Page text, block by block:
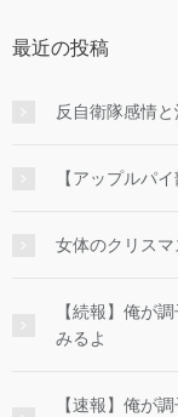
最近の投稿
反自衛隊感情
【アップルパ
女体のクリスマ
【続報】俺が
みるよ
【速報】俺が